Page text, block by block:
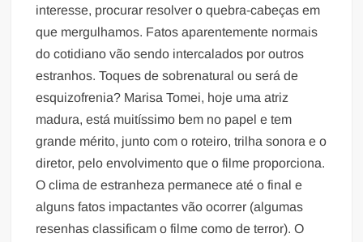
interesse, procurar resolver o quebra-cabeças em
que mergulhamos. Fatos aparentemente normais
do cotidiano vão sendo intercalados por outros
estranhos. Toques de sobrenatural ou será de
esquizofrenia? Marisa Tomei, hoje uma atriz
madura, está muitíssimo bem no papel e tem
grande mérito, junto com o roteiro, trilha sonora e o
diretor, pelo envolvimento que o filme proporciona.
O clima de estranheza permanece até o final e
alguns fatos impactantes vão ocorrer (algumas
resenhas classificam o filme como de terror). O